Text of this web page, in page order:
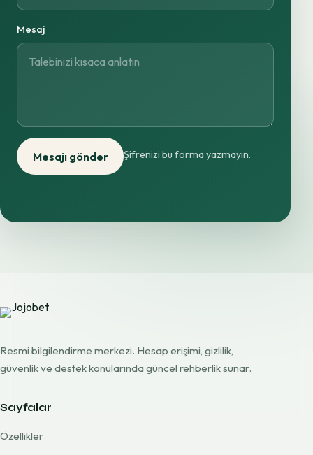
Mesaj
Mesajı gönder Şifrenizi bu forma yazmayın.
Resmi bilgilendirme merkezi. Hesap erişimi, gizlilik,
güvenlik ve destek konularında güncel rehberlik sunar.
Sayfalar
Özellikler